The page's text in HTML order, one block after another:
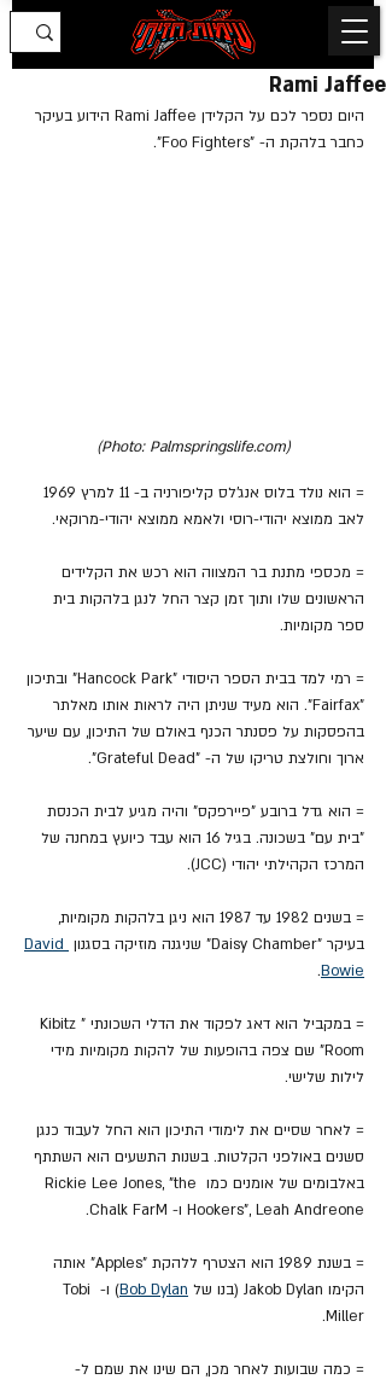
Rami Jaffee
היום נספר לכם על הקלידן Rami Jaffee הידוע בעיקר
כחבר בלהקת ה- "Foo Fighters".
(Photo: Palmspringslife.com)
לאב ממוצא יהודי-רוסי ולאמא ממוצא יהודי-מרוקאי.
= מכספי מתנת בר המצווה הוא רכש את הקלידים
הראשונים שלו ותוך זמן קצר החל לנגן בלהקות בית
ספר מקומיות.
= רמי למד בבית הספר היסודי "Hancock Park" ובתיכון
"Fairfax". הוא מעיד שניתן היה לראות אותו מאלתר
בהפסקות על פסנתר הכנף באולם של התיכון, עם שיער
ארוך וחולצת טריקו של ה- "Grateful Dead".
= הוא גדל ברובע "פיירפקס" והיה מגיע לבית הכנסת
"בית עם" בשכונה. בגיל 16 הוא עבד כיועץ במחנה של
המרכז הקהילתי יהודי (JCC).
= בשנים 1982 עד 1987 הוא ניגן בלהקות מקומיות,
בעיקר "Daisy Chamber" שניגנה מוזיקה בסגנון
David
Bowie
.
= במקביל הוא דאג לפקוד את הדלי השכונתי "Kibitz
Room" שם צפה בהופעות של להקות מקומיות מידי
לילות שלישי.
= לאחר שסיים את לימודי התיכון הוא החל לעבוד כנגן
סשנים באולפני הקלטות. בשנות התשעים הוא השתתף
באלבומים של אומנים כמו Rickie Lee Jones, "the
Hookers", Leah Andreone ו- Chalk FarM.
= בשנת 1989 הוא הצטרף ללהקת "Apples" אותה
הקימו Jakob Dylan (בנו של
Bob Dylan
) ו- Tobi
Miller.
= כמה שבועות לאחר מכן, הם שינו את שמם ל-